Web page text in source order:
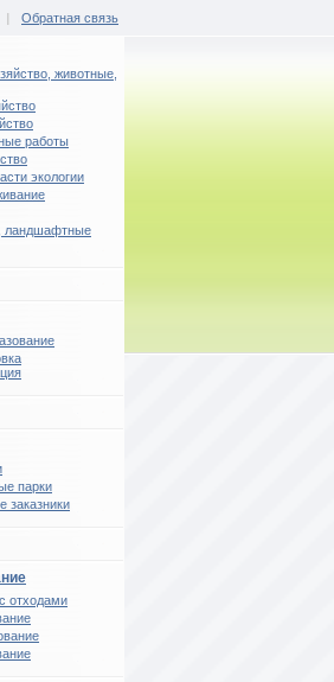
| Обратная связь
животные,
работы
экологии
ландшафтные
парки
заказники
отходами